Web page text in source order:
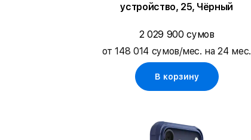
устройство, 25, Чёрный
2 029 900 сумов
от 148 014 сумов/мес. на 24 мес.
В корзину